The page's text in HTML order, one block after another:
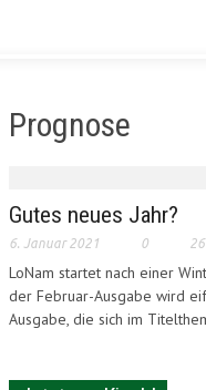
DIASPORA
WIRTSCHAFT
KULTUR
Prognose
Gutes neues Jahr?
6. Januar 2021 0
LoNam startet nach einer
der Februar-Ausgabe wird
Ausgabe, die sich im